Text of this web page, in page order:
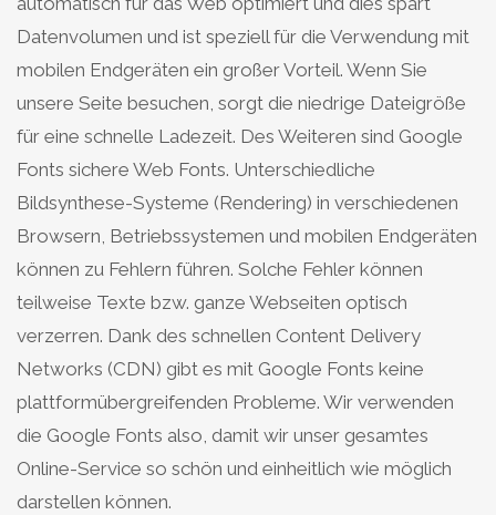
Datenvolumen und ist speziell für die Verwendung mit
mobilen Endgeräten ein großer Vorteil. Wenn Sie
unsere Seite besuchen, sorgt die niedrige Dateigröße
für eine schnelle Ladezeit. Des Weiteren sind Google
Fonts sichere Web Fonts. Unterschiedliche
Bildsynthese-Systeme (Rendering) in verschiedenen
Browsern, Betriebssystemen und mobilen Endgeräten
können zu Fehlern führen. Solche Fehler können
teilweise Texte bzw. ganze Webseiten optisch
verzerren. Dank des schnellen Content Delivery
Networks (CDN) gibt es mit Google Fonts keine
plattformübergreifenden Probleme. Wir verwenden
die Google Fonts also, damit wir unser gesamtes
Online-Service so schön und einheitlich wie möglich
darstellen können.